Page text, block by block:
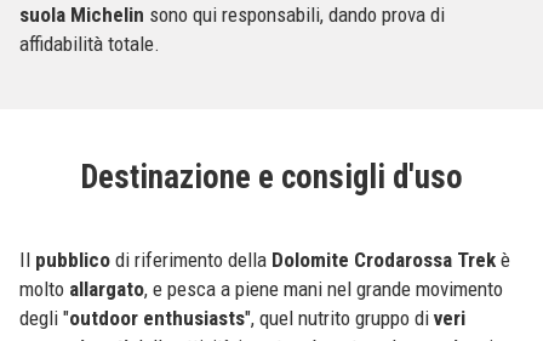
suola Michelin sono qui responsabili, dando prova di
affidabilità totale.
Destinazione e consigli d'uso
Il pubblico di riferimento della Dolomite Crodarossa Trek è
molto allargato, e pesca a piene mani nel grande movimento
degli "outdoor enthusiasts", quel nutrito gruppo di veri